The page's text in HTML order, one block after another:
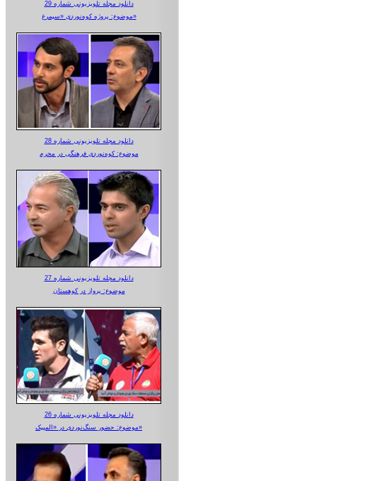
دانلود مجله تلویزیونی شماره 29
موضوع: پروژه کوه‌نوردی «سیمرغ»
دانلود مجله تلویزیونی شماره 28
موضوع: کوه‌نوردی فرهنگی در محرم
دانلود مجله تلویزیونی شماره 27
موضوع: پرواز در کوهستان
دانلود مجله تلویزیونی شماره 26
موضوع: حضور سنگ‌نوردی در «المپیک»